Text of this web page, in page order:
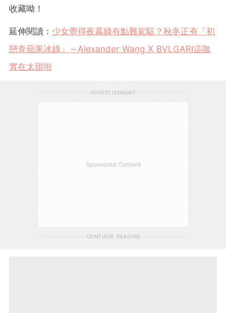
收藏呦！
延伸閱讀： 少女覺得夜幕綠有點難駕馭？秋冬正夯「初
戀青蘋果冰綠」～Alexander Wang X BVLGARI這咖
實在太甜啦
ADVERTISEMENT
Sponsored Content
CONTINUE READING